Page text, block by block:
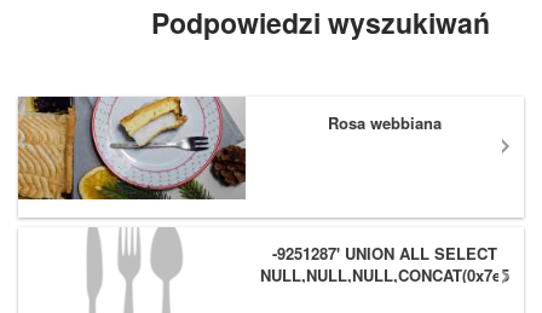
Manufaktura Cze...
Podpowiedzi wyszukiwań
Rosa webbiana
-9251287' UNION ALL SELECT